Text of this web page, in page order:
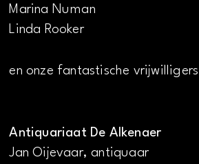
Marina Numan
Linda Rooker
en onze fantastische
Antiquariaat De Alkenaer
Jan Oijevaar, antiquaar